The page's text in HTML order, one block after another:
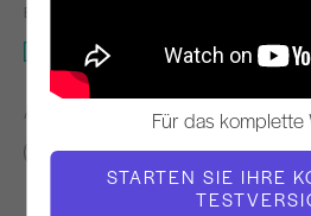
Für das
STARTEN SIE IHRE
BENÖTIGTE AUSRÜSTUNG
Reformer
ÄHNLICHE KLASSEN FINDEN
0 - 10 min
Reformer